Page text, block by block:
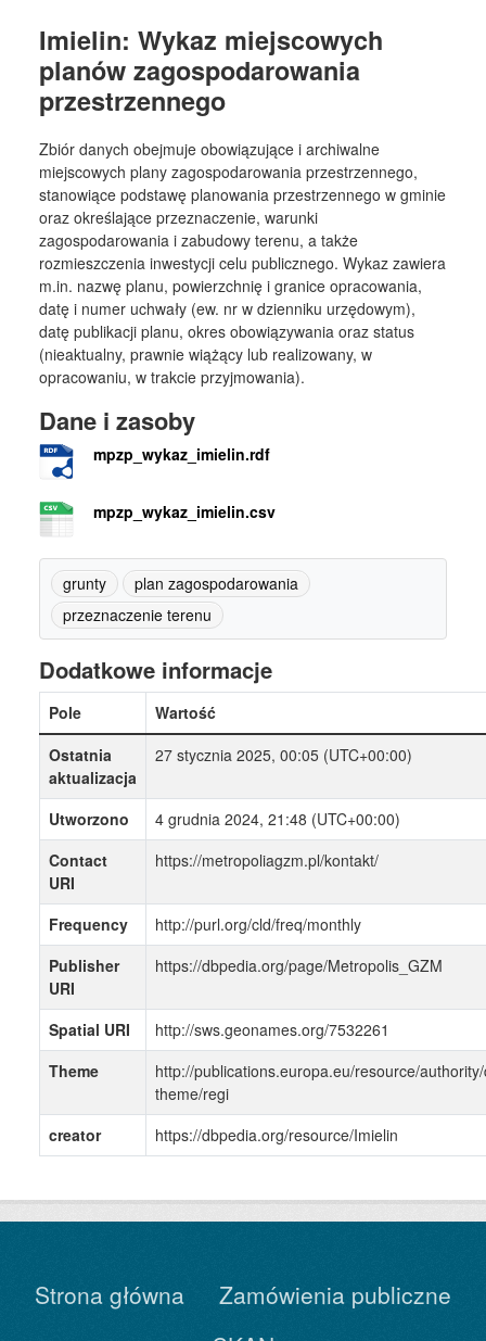
Imielin: Wykaz miejscowych
planów zagospodarowania
przestrzennego
Zbiór danych obejmuje obowiązujące i archiwalne
miejscowych plany zagospodarowania przestrzennego,
stanowiące podstawę planowania przestrzennego w gminie
oraz określające przeznaczenie, warunki
zagospodarowania i zabudowy terenu, a także
rozmieszczenia inwestycji celu publicznego. Wykaz zawiera
m.in. nazwę planu, powierzchnię i granice opracowania,
datę i numer uchwały (ew. nr w dzienniku urzędowym),
datę publikacji planu, okres obowiązywania oraz status
(nieaktualny, prawnie wiążący lub realizowany, w
opracowaniu, w trakcie przyjmowania).
Dane i zasoby
mpzp_wykaz_imielin.rdf
mpzp_wykaz_imielin.csv
grunty
plan zagospodarowania
przeznaczenie terenu
Dodatkowe informacje
Pole
Wartość
Ostatnia
aktualizacja
27 stycznia 2025, 00:05 (UTC+00:00)
Utworzono
4 grudnia 2024, 21:48 (UTC+00:00)
Contact
URI
https://metropoliagzm.pl/kontakt/
Frequency
http://purl.org/cld/freq/monthly
Publisher
URI
https://dbpedia.org/page/Metropolis_GZM
Spatial URI
http://sws.geonames.org/7532261
Theme
http://publications.europa.eu/resource/
theme/regi
creator
https://dbpedia.org/resource/Imielin
Strona główna
Zamówienia publiczne